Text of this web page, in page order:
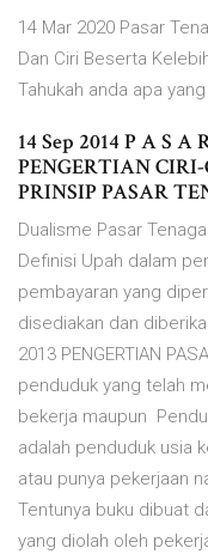
14 Mar 2020 Pasar
Dan Ciri Beserta
Tahukah anda apa
14 Sep 2014 P A S A
PENGERTIAN
PRINSIP PASAR
Dualisme Pasar
Definisi Upah dalam
pembayaran yang
disediakan dan
2013 PENGERTIAN
penduduk yang telah
bekerja maupun
adalah penduduk usia
atau punya pekerjaan
Tentunya buku dibuat
yang diolah oleh